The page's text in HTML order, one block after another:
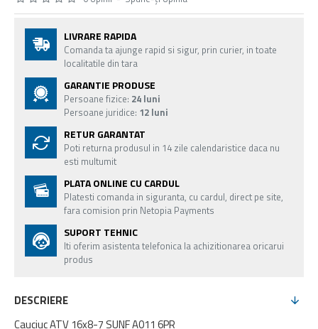
LIVRARE RAPIDA
Comanda ta ajunge rapid si sigur, prin curier, in toate
localitatile din tara
GARANTIE PRODUSE
Persoane fizice: 24 luni
Persoane juridice: 12 luni
RETUR GARANTAT
Poti returna produsul in 14 zile calendaristice daca nu
esti multumit
PLATA ONLINE CU CARDUL
Platesti comanda in siguranta, cu cardul, direct pe site,
fara comision prin Netopia Payments
SUPORT TEHNIC
Iti oferim asistenta telefonica la achizitionarea oricarui
produs
DESCRIERE
Cauciuc ATV 16x8-7 SUNF A011 6PR